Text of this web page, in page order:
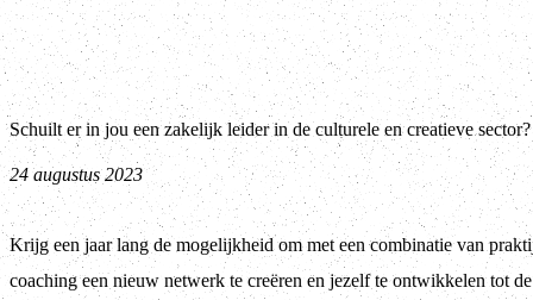
Schuilt er in jou een zakelijk leider in de culturele en creatieve sector?
24 augustus 2023
Krijg een jaar lang de mogelijkheid om met een combinatie van
coaching een nieuw netwerk te creëren en jezelf te ontwikkelen tot